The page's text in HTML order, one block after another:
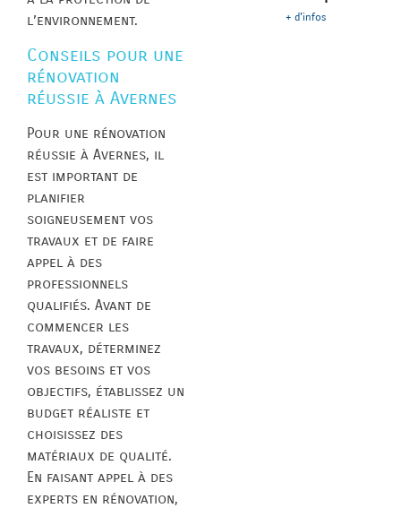
l’environnement.
Conseils pour une
rénovation
réussie à Avernes
Pour une rénovation
réussie à Avernes, il
est important de
planifier
soigneusement vos
travaux et de faire
appel à des
professionnels
qualifiés. Avant de
commencer les
travaux, déterminez
vos besoins et vos
objectifs, établissez un
budget réaliste et
choisissez des
matériaux de qualité.
En faisant appel à des
experts en rénovation,
+ d'infos